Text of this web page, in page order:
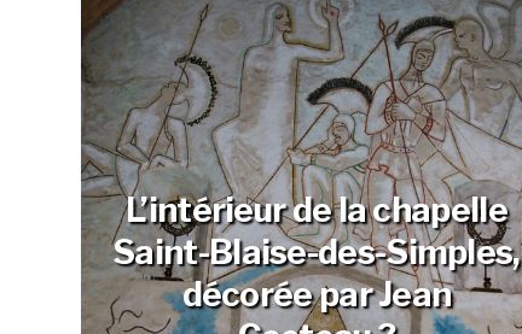
L’intérieur de la chapelle
Saint-Blaise-des-Simples,
décorée par Jean